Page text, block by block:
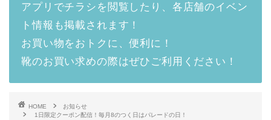
アプリでチラシを閲覧したり、各店舗のイベン
ト情報も掲載されます！
お買い物をおトクに、便利に！
靴のお買い求めの際はぜひご利用ください！
HOME
お知らせ
1日限定クーポン配信！毎月8のつく日はパレードの日！